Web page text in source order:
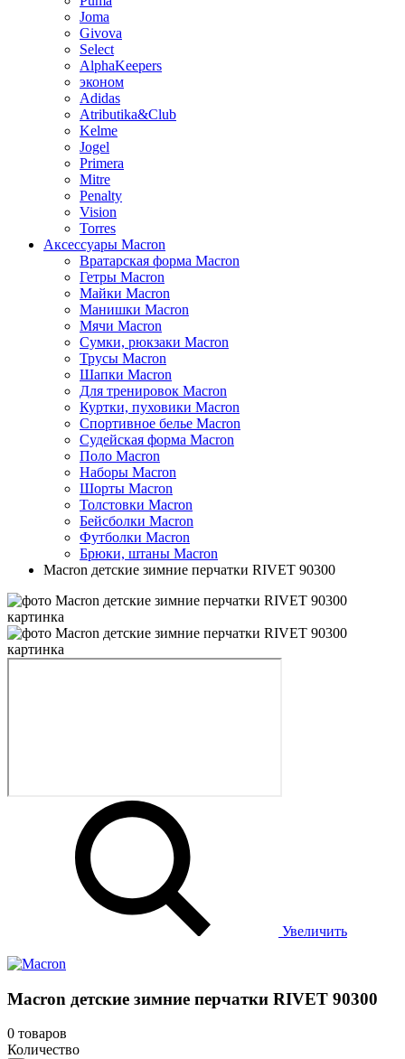
Joma
Givova
Select
AlphaKeepers
эконом
Adidas
Atributika&Club
Kelme
Jogel
Primera
Mitre
Penalty
Vision
Torres
Аксессуары Macron
Вратарская форма Macron
Гетры Macron
Майки Macron
Манишки Macron
Мячи Macron
Сумки, рюкзаки Macron
Трусы Macron
Шапки Macron
Для тренировок Macron
Куртки, пуховики Macron
Спортивное белье Macron
Судейская форма Macron
Поло Macron
Наборы Macron
Шорты Macron
Толстовки Macron
Бейсболки Macron
Футболки Macron
Брюки, штаны Macron
Macron детские зимние перчатки RIVET 90300
Увеличить
Macron детские зимние перчатки RIVET 90300
0 товаров
Количество